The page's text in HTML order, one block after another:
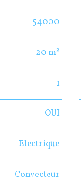
54000
20 m²
1
OUI
Electrique
Convecteur